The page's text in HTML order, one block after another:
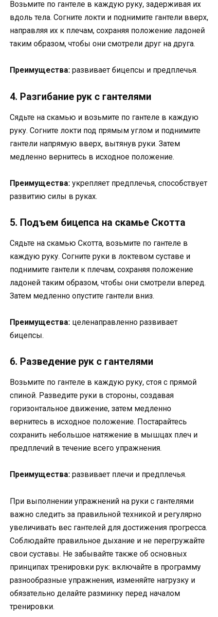
Возьмите по гантеле в каждую руку, задерживая их
вдоль тела. Согните локти и поднимите гантели вверх,
направляя их к плечам, сохраняя положение ладоней
таким образом, чтобы они смотрели друг на друга.
Преимущества: развивает бицепсы и предплечья.
4. Разгибание рук с гантелями
Сядьте на скамью и возьмите по гантеле в каждую
руку. Согните локти под прямым углом и поднимите
гантели напрямую вверх, вытянув руки. Затем
медленно вернитесь в исходное положение.
Преимущества: укрепляет предплечья, способствует
развитию силы в руках.
5. Подъем бицепса на скамье Скотта
Сядьте на скамью Скотта, возьмите по гантеле в
каждую руку. Согните руки в локтевом суставе и
поднимите гантели к плечам, сохраняя положение
ладоней таким образом, чтобы они смотрели вперед.
Затем медленно опустите гантели вниз.
Преимущества: целенаправленно развивает
бицепсы.
6. Разведение рук с гантелями
Возьмите по гантеле в каждую руку, стоя с прямой
спиной. Разведите руки в стороны, создавая
горизонтальное движение, затем медленно
вернитесь в исходное положение. Постарайтесь
сохранить небольшое натяжение в мышцах плеч и
предплечий в течение всего упражнения.
Преимущества: развивает плечи и предплечья.
При выполнении упражнений на руки с гантелями
важно следить за правильной техникой и регулярно
увеличивать вес гантелей для достижения прогресса.
Соблюдайте правильное дыхание и не перегружайте
свои суставы. Не забывайте также об основных
принципах тренировки рук: включайте в программу
разнообразные упражнения, изменяйте нагрузку и
обязательно делайте разминку перед началом
тренировки.